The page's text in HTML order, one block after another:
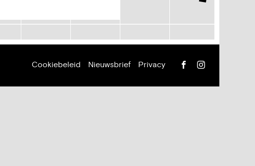
Cookiebeleid Nieuwsbrief Privacy FacebookInstagram